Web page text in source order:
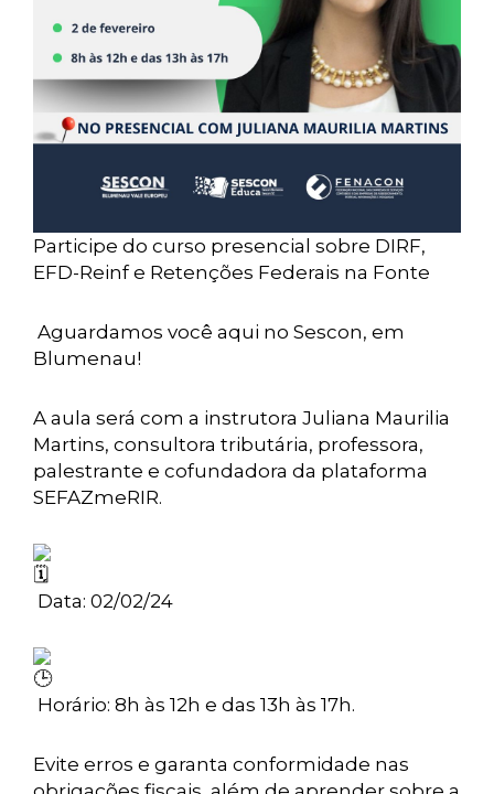
Participe do curso presencial sobre DIRF,
EFD-Reinf e Retenções Federais na Fonte
Aguardamos você aqui no Sescon, em
Blumenau!
A aula será com a instrutora Juliana Maurilia
Martins, consultora tributária, professora,
palestrante e cofundadora da plataforma
SEFAZmeRIR.
Data: 02/02/24
Horário: 8h às 12h e das 13h às 17h.
Evite erros e garanta conformidade nas